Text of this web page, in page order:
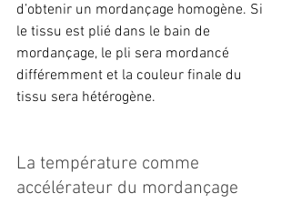
d’obtenir un mordançage homogène. Si
le tissu est plié dans le bain de
mordançage, le pli sera mordancé
différemment et la couleur finale du
tissu sera hétérogène.
La température comme
accélérateur du mordançage